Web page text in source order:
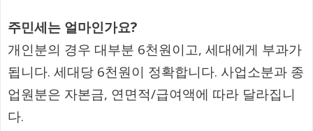
주민세는 얼마인가요?
개인분의 경우 대부분 6천원이고, 세대에게 부과가
됩니다. 세대당 6천원이 정확합니다. 사업소분과 종
업원분은 자본금, 연면적/급여액에 따라 달라집니
다.